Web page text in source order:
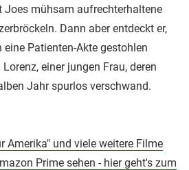
Joes mühsam aufrechterhaltene
Dann aber entdeckt er,
Patienten-Akte gestohlen
einer jungen Frau, deren
Jahr spurlos verschwand.
Amerika" und viele weitere Filme
Prime sehen - hier geht's zum